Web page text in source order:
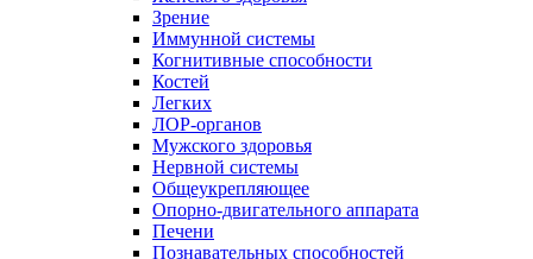
Зрение
Иммунной системы
Когнитивные способности
Костей
Легких
ЛОР-органов
Мужского здоровья
Нервной системы
Общеукрепляющее
Опорно-двигательного аппарата
Печени
Познавательных способностей